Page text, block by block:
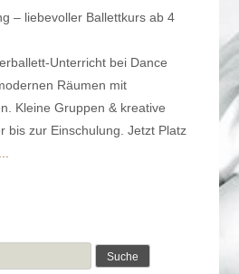
– liebevoller Ballettkurs ab 4
Unterricht bei Dance
Räumen mit
Kleine Gruppen & kreative
bis zur Einschulung. Jetzt Platz